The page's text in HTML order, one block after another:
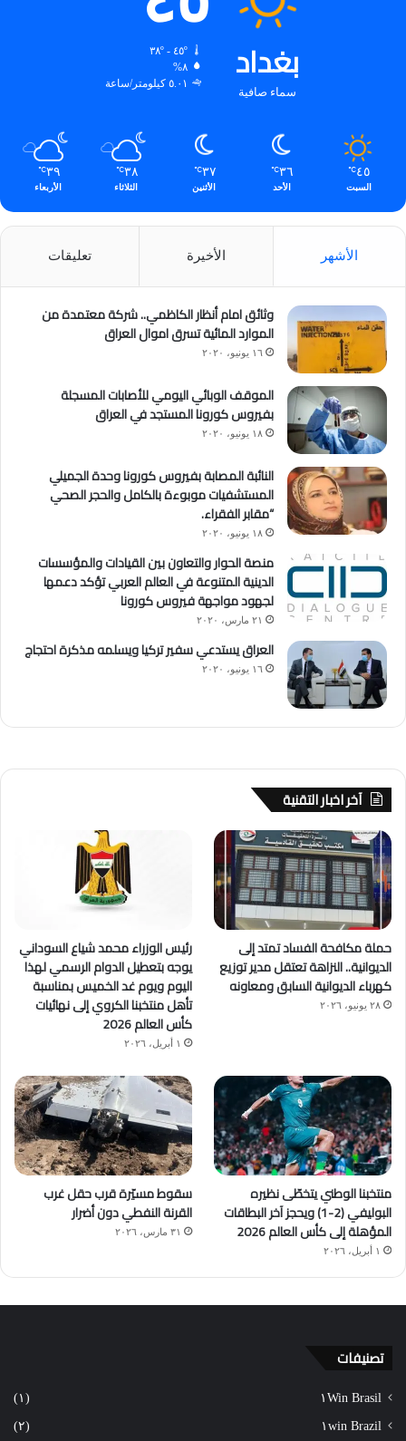
بغداد
سماء صافية
٤٥º - ٣٨º
٨%
٥.٠١ كيلومتر/ساعة
٤٥℃
السبت
٣٦℃
الأحد
٣٧℃
الأثنين
٣٨℃
الثلاثاء
٣٩℃
الأربعاء
الأشهر الأخيرة تعليقات
وثائق امام أنظار الكاظمي.. شركة معتمدة من
الموارد المائية تسرق اموال العراق
١٦ يونيو، ٢٠٢٠
الموقف الوبائي اليومي للأصابات المسجلة
بفيروس كورونا المستجد في العراق
١٨ يونيو، ٢٠٢٠
النائبة المصابة بفيروس كورونا وحدة الجميلي
المستشفيات موبوءة بالكامل والحجر الصحي
“مقابر الفقراء.
١٨ يونيو، ٢٠٢٠
منصة الحوار والتعاون بين القيادات والمؤسسات
الدينية المتنوعة في العالم العربي تؤكد دعمها
لجهود مواجهة فيروس كورونا
٢١ مارس، ٢٠٢٠
العراق يستدعي سفير تركيا ويسلمه مذكرة احتجاج
١٦ يونيو، ٢٠٢٠
آخر اخبار التقنية
حملة مكافحة الفساد تمتد إلى
الديوانية.. النزاهة تعتقل مدير توزيع
كهرباء الديوانية السابق ومعاونه
٢٨ يونيو، ٢٠٢٦
رئيس الوزراء محمد شياع السوداني
يوجه بتعطيل الدوام الرسمي لهذا
اليوم ويوم غد الخميس بمناسبة
تأهل منتخبنا الكروي إلى نهائيات
كأس العالم 2026
١ أبريل، ٢٠٢٦
منتخبنا الوطني يتخطّى نظيره
البوليفي (2-1) ويحجز آخر البطاقات
المؤهلة إلى كأس العالم 2026
١ أبريل، ٢٠٢٦
سقوط مسيّرة قرب حقل غرب
القرنة النفطي دون أضرار
٣١ مارس، ٢٠٢٦
تصنيفات
١Win Brasil (١)
١win Brazil (٢)